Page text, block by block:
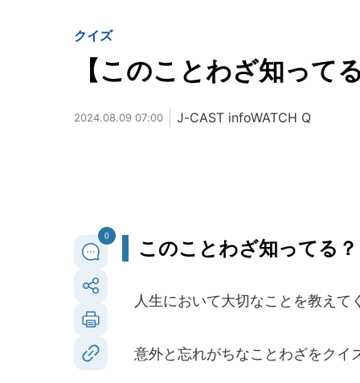
クイズ
【このことわざ知って
2024.08.09 07:00 J-CAST infoWATCH Q
0
このことわざ知ってる？
人生において大切なことを教えて
意外と忘れがちなことわざをクイ